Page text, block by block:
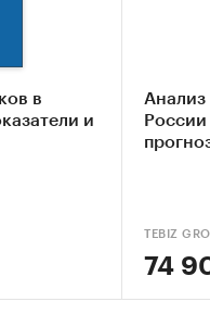
Метод
В
доступ
в
и
Анализ
TEBIZ
74